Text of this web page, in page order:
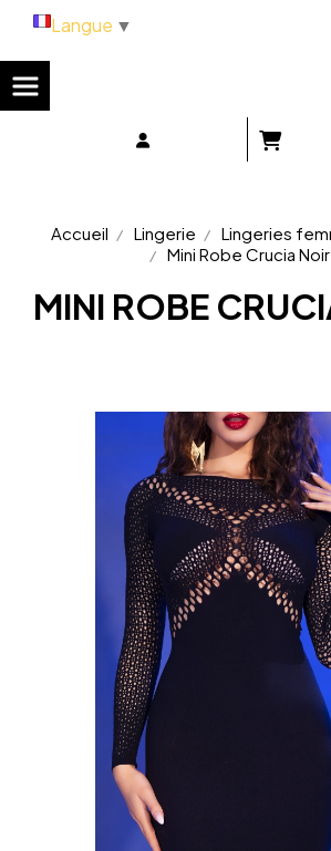
Accueil Lingerie Lingeries
Mini Robe Crucia
MINI ROBE
Langue ▼